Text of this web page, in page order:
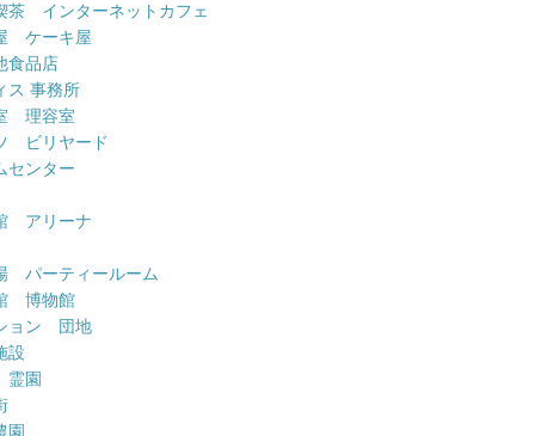
茶 インターネットカフェ
ケーキ屋
食品店
ス 事務所
理容室
ビリヤード
センター
アリーナ
パーティールーム
博物館
ョン 団地
設
園